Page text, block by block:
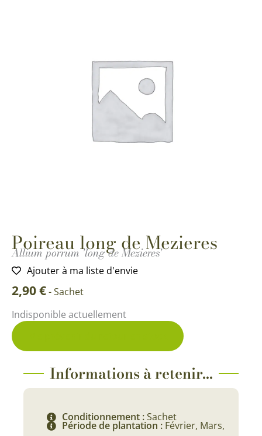
Poireau long de Mezieres
Allium porrum 'long de Mezieres'
Ajouter à ma liste d'envie
2,90€-Sachet
Indisponible actuellement
Informations à retenir...
Conditionnement :Sachet
Période de plantation : Février, Mars,